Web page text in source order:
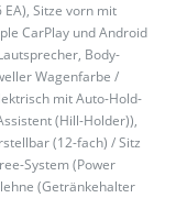
Sitze vorn mit
CarPlay und Android
Body-
Wagenfarbe /
mit Auto-Hold-
(Hill-Holder)),
(12-fach) / Sitz
System (Power
(Getränkehalter